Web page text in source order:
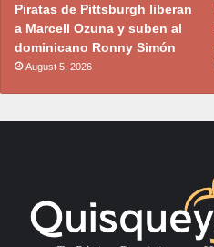
Piratas de Pittsburgh liberan
a Marcell Ozuna y suben al
dominicano Ronny Simón
August 5, 2026